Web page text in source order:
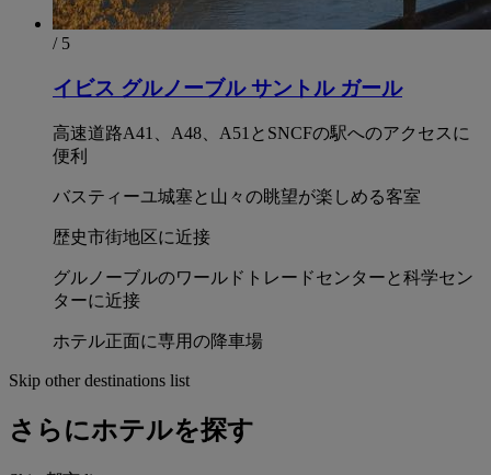
/ 5
イビス グルノーブル サントル ガール
高速道路A41、A48、A51とSNCFの駅へのアクセスに
便利
バスティーユ城塞と山々の眺望が楽しめる客室
歴史市街地区に近接
グルノーブルのワールドトレードセンターと科学セン
ターに近接
ホテル正面に専用の降車場
Skip other destinations list
さらにホテルを探す